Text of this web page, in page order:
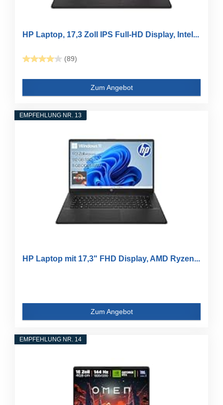
HP Laptop, 17,3 Zoll IPS Full-HD Display, Intel...
(89)
Zum Angebot
EMPFEHLUNG NR. 13
HP Laptop mit 17,3" FHD Display, AMD Ryzen...
Zum Angebot
EMPFEHLUNG NR. 14